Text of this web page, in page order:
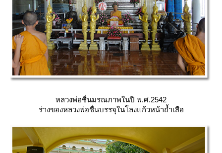
หลวงพ่อชื่นมรณภาพในปี พ.ศ.2542
ร่างของหลวงพ่อชื่นบรรจุในโลงแก้วหน้าถ้ำเสือ